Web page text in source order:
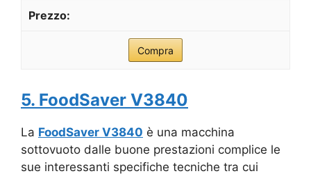
Compra
5. FoodSaver V3840
La FoodSaver V3840 è una macchina
sottovuoto dalle buone prestazioni complice le
sue interessanti specifiche tecniche tra cui